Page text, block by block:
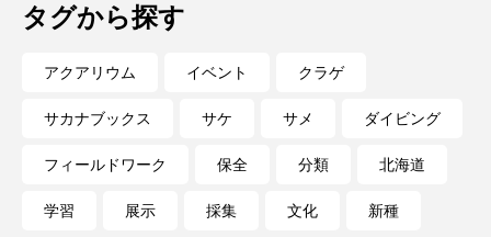
長崎ペンギン水族館
青森県 頭足類 食文化
飼育 骨 高知県 魚介類 魚卵
魚食 鯛の鯛 鯨類 鰭脚類
タグから探す
アクアリウム イベント クラゲ
サカナブックス サケ サメ ダイビング
フィールドワーク 保全 分類 北海道
学習 展示 採集 文化 新種